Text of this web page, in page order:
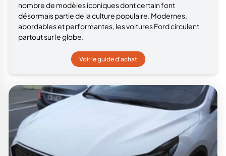
nombre de modèles iconiques dont certain font
désormais partie de la culture populaire. Modernes,
abordables et performantes, les voitures Ford circulent
partout sur le globe.
Voir le guide d'achat